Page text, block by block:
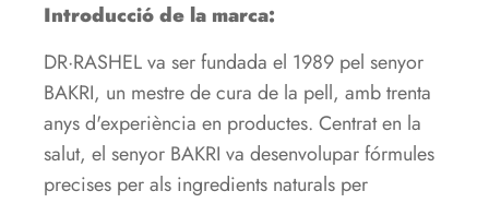
Introducció de la marca:
DR·RASHEL va ser fundada el 1989 pel senyor
BAKRI, un mestre de cura de la pell, amb trenta
anys d'experiència en productes. Centrat en la
salut, el senyor BAKRI va desenvolupar fórmules
precises per als ingredients naturals per